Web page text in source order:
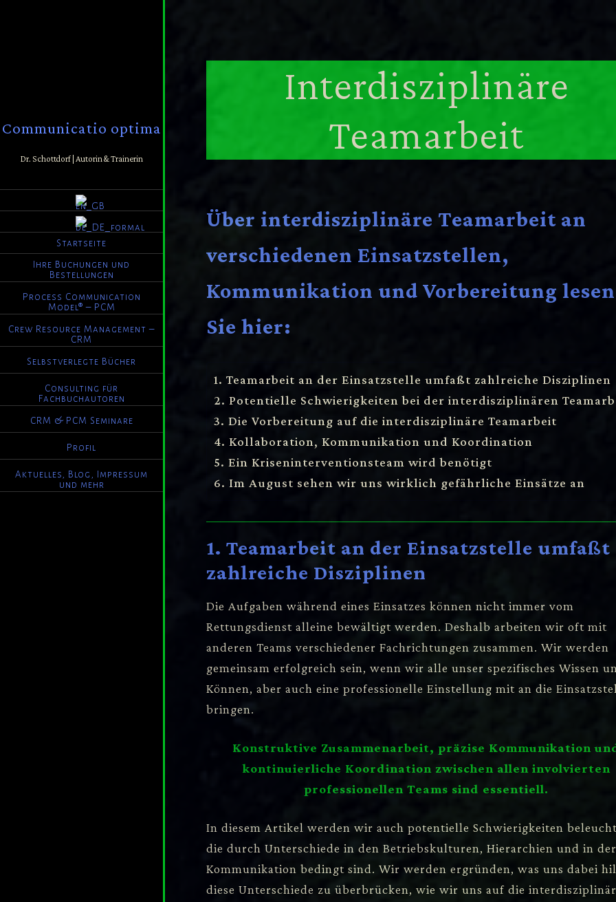
Communicatio optima
Dr. Schottdorf | Autorin & Trainerin
Startseite
Ihre Buchungen und
Bestellungen
Process Communication
Model® – PCM
Crew Resource Management –
CRM
Selbstverlegte Bücher
Consulting für
Fachbuchautoren
CRM & PCM Seminare
Profil
Aktuelles, Blog, Impressum
und mehr
Interdisziplinäre
Teamarbeit
Über interdisziplinäre Teamarbeit an
verschiedenen Einsatzstellen,
Kommunikation und Vorbereitung lesen
Sie hier:
1. Teamarbeit an der Einsatzstelle umfaßt zahlreiche Disziplinen
2. Potentielle Schwierigkeiten bei der interdisziplinären
3. Die Vorbereitung auf die interdisziplinäre Teamarbeit
4. Kollaboration, Kommunikation und Koordination
5. Ein Kriseninterventionsteam wird benötigt
6. Im August sehen wir uns wirklich gefährliche Einsätze an
1. Teamarbeit an der Einsatzstelle umfaßt
zahlreiche Disziplinen
Die Aufgaben während eines Einsatzes können nicht immer vom
Rettungsdienst alleine bewältigt werden. Deshalb arbeiten wir oft mit
anderen Teams verschiedener Fachrichtungen zusammen. Wir werden
gemeinsam erfolgreich sein, wenn wir alle unser spezifisches Wissen
Können, aber auch eine professionelle Einstellung mit an die
bringen.
Konstruktive Zusammenarbeit, präzise Kommunikation
kontinuierliche Koordination zwischen allen involvierten
professionellen Teams sind essentiell.
In diesem Artikel werden wir auch potentielle Schwierigkeiten
die durch Unterschiede in den Betriebskulturen, Hierarchien und in der
Kommunikation bedingt sind. Wir werden ergründen, was uns dabei
diese Unterschiede zu überbrücken, wie wir uns auf die